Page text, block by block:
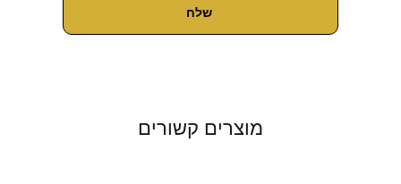
מוצרים קשורים